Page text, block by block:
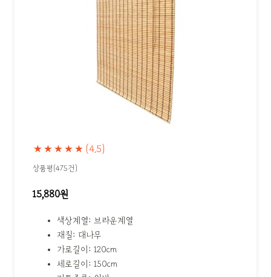
★★★★★ (4.5)
상품평(475건)
15,880원
색상계열: 브라운계열
재질: 대나무
가로길이: 120cm
세로길이: 150cm